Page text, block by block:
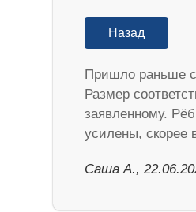
Назад
Пришло раньше
Размер
заявленному.
усилены, скорее
Саша А.,